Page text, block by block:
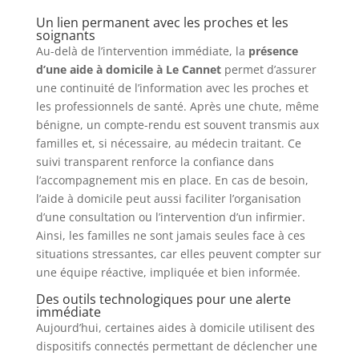
Un lien permanent avec les proches et les
soignants
Au-delà de l’intervention immédiate, la présence
d’une aide à domicile à Le Cannetpermet d’assurer
une continuité de l’information avec les proches et
les professionnels de santé. Après une chute, même
bénigne, un compte-rendu est souvent transmis aux
familles et, si nécessaire, au médecin traitant. Ce
suivi transparent renforce la confiance dans
l’accompagnement mis en place. En cas de besoin,
l’aide à domicile peut aussi faciliter l’organisation
d’une consultation ou l’intervention d’un infirmier.
Ainsi, les familles ne sont jamais seules face à ces
situations stressantes, car elles peuvent compter sur
une équipe réactive, impliquée et bien informée.
Des outils technologiques pour une alerte
immédiate
Aujourd’hui, certaines aides à domicile utilisent des
dispositifs connectés permettant de déclencher une